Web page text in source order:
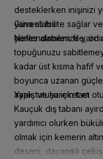
desteklerken inişinizi
yana stabilite sağlar
yönlendirmenize
Güvenli his
Nefes alabilen file, ön
topuğunuzu
kadar üst kısma hafif
boyunca uzanan
ayak tutuşu için tam
Yapış ve hareket et
Kauçuk dış tabanı
yardımcı olurken
olmak için kemerin
deseni, dayanıklı